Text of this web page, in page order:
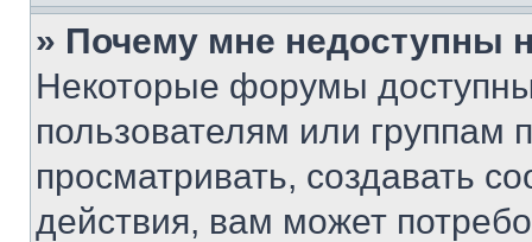
» Почему мне недоступны
Некоторые форумы
пользователям или группам
просматривать, создавать
действия, вам может